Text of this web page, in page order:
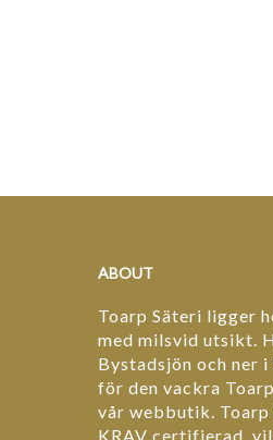
ABOUT
Toarp Säteri ligger
med milsvid utsikt.
Bystadsjön och ner i
för den vackra
vår webbutik. Toarp
KRAV certifierad,